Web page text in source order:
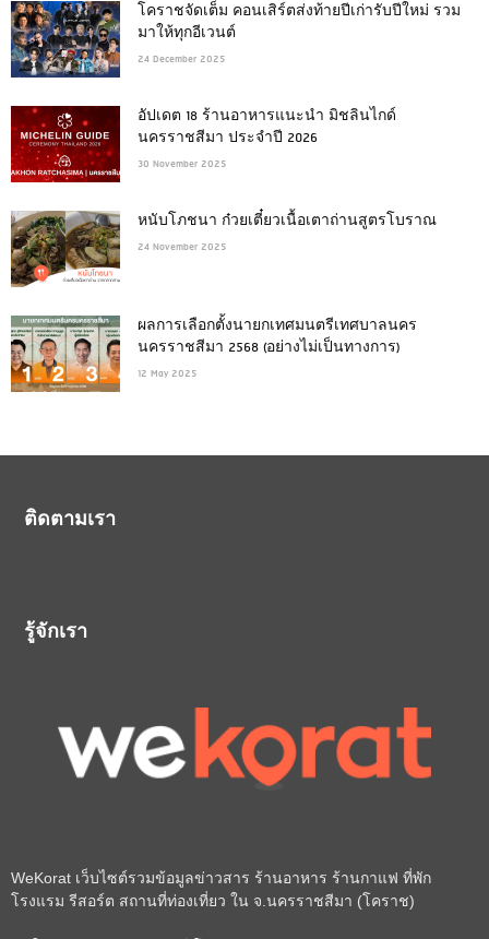
โคราชจัดเต็ม คอนเสิร์ตส่งท้ายปีเก่ารับปีใหม่ รวม
มาให้ทุกอีเวนต์
24 December 2025
อัปเดต 18 ร้านอาหารแนะนำ มิชลินไกด์
นครราชสีมา ประจำปี 2026
30 November 2025
หนับโภชนา ก๋วยเตี๋ยวเนื้อเตาถ่านสูตรโบราณ
24 November 2025
ผลการเลือกตั้งนายกเทศมนตรีเทศบาลนคร
นครราชสีมา 2568 (อย่างไม่เป็นทางการ)
12 May 2025
ติดตามเรา
รู้จักเรา
WeKorat เว็บไซต์รวมข้อมูลข่าวสาร ร้านอาหาร ร้านกาแฟ ที่พัก
โรงแรม รีสอร์ต สถานที่ท่องเที่ยว ใน จ.นครราชสีมา (โคราช)